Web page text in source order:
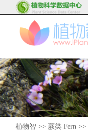
植物智 >> 蕨类 Fern >>